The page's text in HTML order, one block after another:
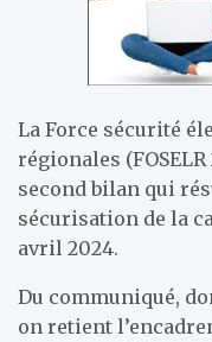
La Force sécurité
régionales
second bilan qui
sécurisation de la
avril 2024.
Du communiqué,
on retient